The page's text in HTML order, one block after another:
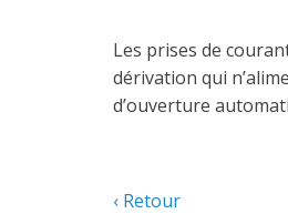
Les prises de
dérivation qui
d’ouverture
Retour